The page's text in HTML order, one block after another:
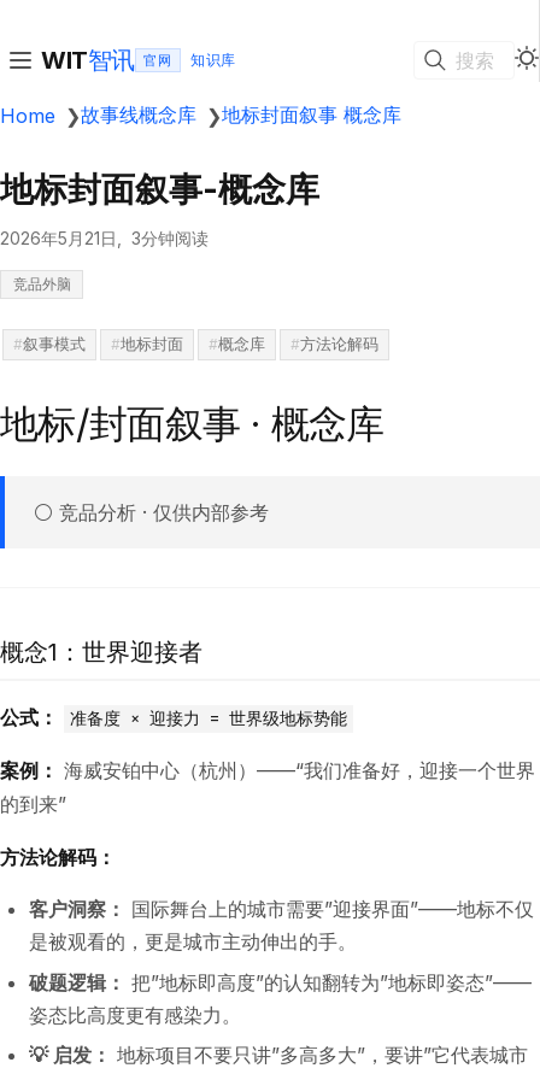
WIT智讯 官网 搜索
Home ❯故事线概念库 ❯地标封面叙事 概念库
地标封面叙事-概念库
2026年5月21日 3分钟阅读
竞品外脑
叙事模式 地标封面 概念库 方法论解码
地标/封面叙事 · 概念库
⚪ 竞品分析 · 仅供内部参考
概念1：世界迎接者
公式： 准备度 × 迎接力 = 世界级地标势能
案例： 海威安铂中心（杭州）——“我们准备好，迎接一个世界
的到来”
方法论解码：
客户洞察： 国际舞台上的城市需要”迎接界面”——地标不仅
是被观看的，更是城市主动伸出的手。
破题逻辑： 把”地标即高度”的认知翻转为”地标即姿态”——
姿态比高度更有感染力。
💡 启发： 地标项目不要只讲”多高多大”，要讲”它代表城市